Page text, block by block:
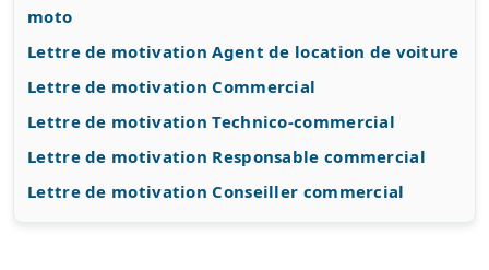
moto
Lettre de motivation Agent de location de voiture
Lettre de motivation Commercial
Lettre de motivation Technico-commercial
Lettre de motivation Responsable commercial
Lettre de motivation Conseiller commercial